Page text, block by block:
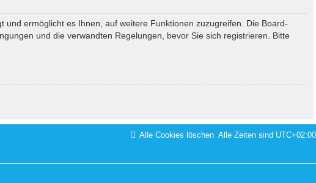
ermöglicht es Ihnen, auf weitere Funktionen zuzugreifen. Die Board-
und die verwandten Regelungen, bevor Sie sich registrieren. Bitte
Alle Zeiten sind UTC+02:00
Alle Cookies löschen